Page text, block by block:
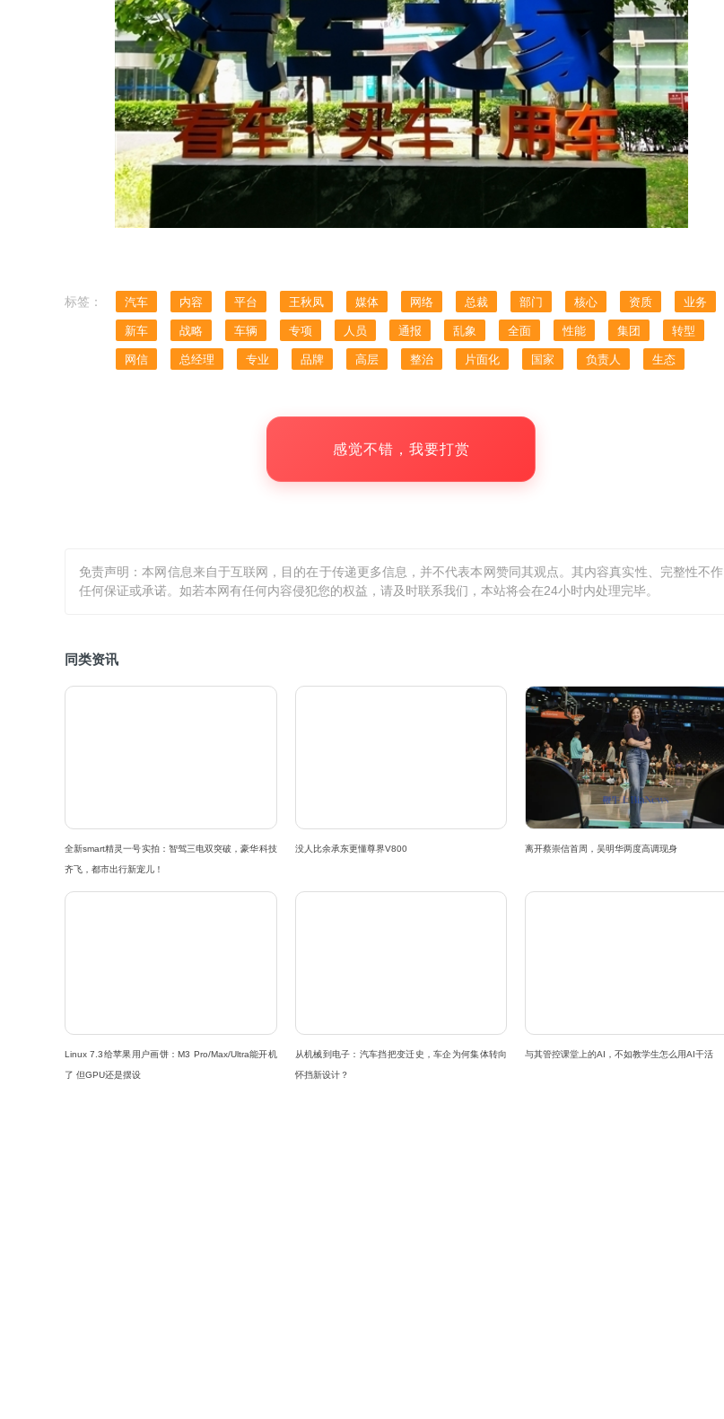
标签： 汽车 内容 平台 王秋凤 媒体 网络 总裁 部门 核心 资质 业务
新车 战略 车辆 专项 人员 通报 乱象 全面 性能 集团 转型
网信 总经理 专业 品牌 高层 整治 片面化 国家 负责人 生态
感觉不错，我要打赏
免责声明：本网信息来自于互联网，目的在于传递更多信息，并不代表本网赞同其观点。其内容真实性、完整性不作
任何保证或承诺。如若本网有任何内容侵犯您的权益，请及时联系我们，本站将会在24小时内处理完毕。
同类资讯
全新smart精灵一号实拍：智驾三电双突破，豪华科技
齐飞，都市出行新宠儿！
没人比余承东更懂尊界V800 离开蔡崇信首周，吴明华两度高调现身
Linux 7.3给苹果用户画饼：M3 Pro/Max/Ultra能开机
了 但GPU还是摆设
从机械到电子：汽车挡把变迁史，车企为何集体转向
怀挡新设计？
与其管控课堂上的AI，不如教学生怎么用AI干活